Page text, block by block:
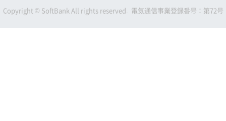
Copyright © SoftBank All rights reserved. 電気通信事業登録番号：第72号